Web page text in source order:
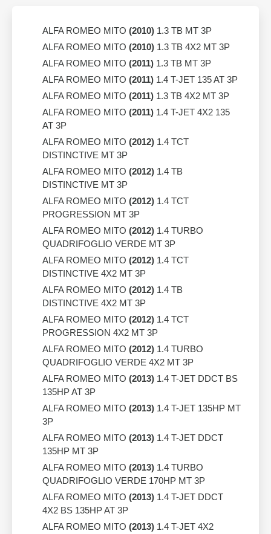
ALFA ROMEO MITO (2010) 1.3 TB MT 3P
ALFA ROMEO MITO (2010) 1.3 TB 4X2 MT 3P
ALFA ROMEO MITO (2011) 1.3 TB MT 3P
ALFA ROMEO MITO (2011) 1.4 T-JET 135 AT 3P
ALFA ROMEO MITO (2011) 1.3 TB 4X2 MT 3P
ALFA ROMEO MITO (2011) 1.4 T-JET 4X2 135
AT 3P
ALFA ROMEO MITO (2012) 1.4 TCT
DISTINCTIVE MT 3P
ALFA ROMEO MITO (2012) 1.4 TB
DISTINCTIVE MT 3P
ALFA ROMEO MITO (2012) 1.4 TCT
PROGRESSION MT 3P
ALFA ROMEO MITO (2012) 1.4 TURBO
QUADRIFOGLIO VERDE MT 3P
ALFA ROMEO MITO (2012) 1.4 TCT
DISTINCTIVE 4X2 MT 3P
ALFA ROMEO MITO (2012) 1.4 TB
DISTINCTIVE 4X2 MT 3P
ALFA ROMEO MITO (2012) 1.4 TCT
PROGRESSION 4X2 MT 3P
ALFA ROMEO MITO (2012) 1.4 TURBO
QUADRIFOGLIO VERDE 4X2 MT 3P
ALFA ROMEO MITO (2013) 1.4 T-JET DDCT BS
135HP AT 3P
ALFA ROMEO MITO (2013) 1.4 T-JET 135HP MT
3P
ALFA ROMEO MITO (2013) 1.4 T-JET DDCT
135HP MT 3P
ALFA ROMEO MITO (2013) 1.4 TURBO
QUADRIFOGLIO VERDE 170HP MT 3P
ALFA ROMEO MITO (2013) 1.4 T-JET DDCT
4X2 BS 135HP AT 3P
ALFA ROMEO MITO (2013) 1.4 T-JET 4X2